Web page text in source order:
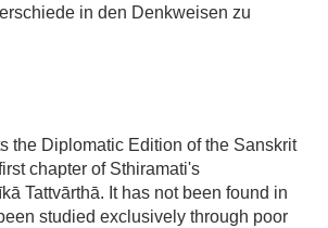
in den Denkweisen zu
the Diplomatic Edition of the Sanskrit
chapter of Sthiramati's
Tattvārthā. It has not been found in
studied exclusively through poor